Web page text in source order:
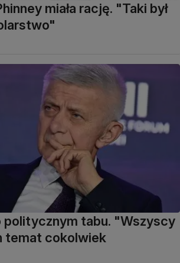
miała rację. "Taki był
politycznym tabu. "Wszyscy
temat cokolwiek